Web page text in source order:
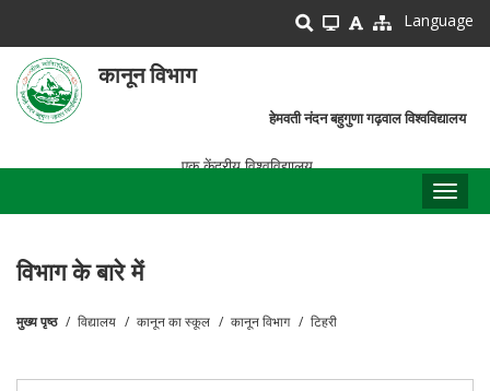
main
content
Language
कानून विभाग
हेमवती नंदन बहुगुणा गढ़वाल विश्वविद्यालय
एक केंद्रीय विश्वविद्यालय
विभाग के बारे में
मुख्य पृष्ठ विद्यालय कानून का स्कूल कानून विभाग टिहरी